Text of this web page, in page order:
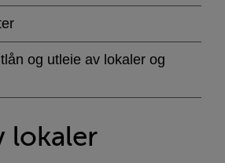
og utleie av lokaler og
lokaler